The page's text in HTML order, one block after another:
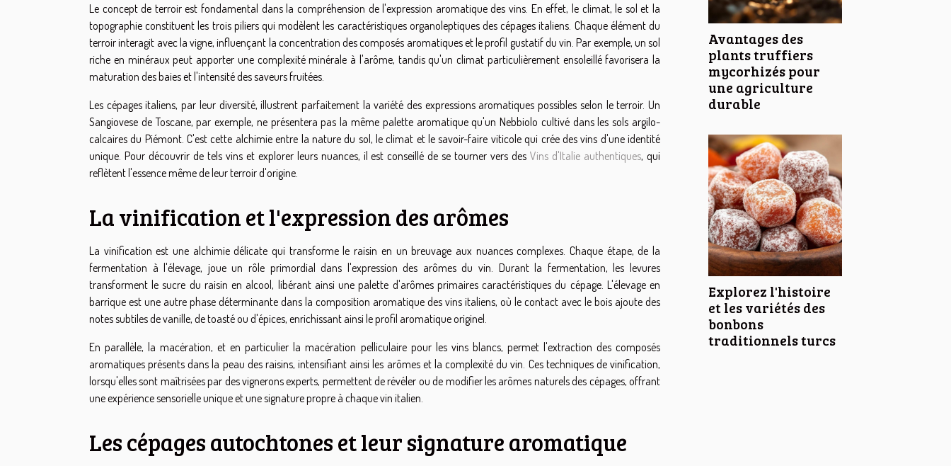
Le concept de terroir est fondamental dans la compréhension de l'expression aromatique des vins. En effet, le climat, le sol et la
topographie constituent les trois piliers qui modèlent les caractéristiques organoleptiques des cépages italiens. Chaque élément du
terroir interagit avec la vigne, influençant la concentration des composés aromatiques et le profil gustatif du vin. Par exemple, un sol
riche en minéraux peut apporter une complexité minérale à l'arôme, tandis qu'un climat particulièrement ensoleillé favorisera la
maturation des baies et l'intensité des saveurs fruitées.
Les cépages italiens, par leur diversité, illustrent parfaitement la variété des expressions aromatiques possibles selon le terroir. Un
Sangiovese de Toscane, par exemple, ne présentera pas la même palette aromatique qu'un Nebbiolo cultivé dans les sols argilo-
calcaires du Piémont. C'est cette alchimie entre la nature du sol, le climat et le savoir-faire viticole qui crée des vins d'une identité
unique. Pour découvrir de tels vins et explorer leurs nuances, il est conseillé de se tourner vers desVins d'Italie authentiques, qui
reflètent l'essence même de leur terroir d'origine.
La vinification et l'expression des arômes
La vinification est une alchimie délicate qui transforme le raisin en un breuvage aux nuances complexes. Chaque étape, de la
fermentation à l'élevage, joue un rôle primordial dans l'expression des arômes du vin. Durant la fermentation, les levures
transforment le sucre du raisin en alcool, libérant ainsi une palette d'arômes primaires caractéristiques du cépage. L'élevage en
barrique est une autre phase déterminante dans la composition aromatique des vins italiens, où le contact avec le bois ajoute des
notes subtiles de vanille, de toasté ou d'épices, enrichissant ainsi le profil aromatique originel.
En parallèle, la macération, et en particulier la macération pelliculaire pour les vins blancs, permet l'extraction des composés
aromatiques présents dans la peau des raisins, intensifiant ainsi les arômes et la complexité du vin. Ces techniques de vinification,
lorsqu'elles sont maîtrisées par des vignerons experts, permettent de révéler ou de modifier les arômes naturels des cépages, offrant
une expérience sensorielle unique et une signature propre à chaque vin italien.
Les cépages autochtones et leur signature aromatique
Avantages des
plants truffiers
mycorhizés pour
une agriculture
durable
Explorez l'histoire
et les variétés des
bonbons
traditionnels turcs